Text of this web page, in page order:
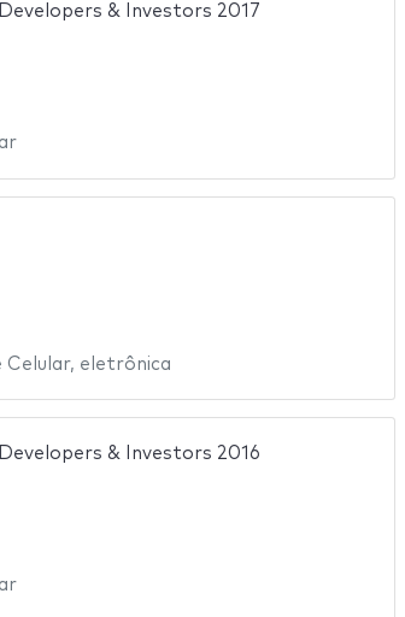
& Investors 2017
Celular, eletrônica
& Investors 2016